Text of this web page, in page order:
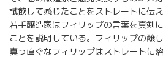
試飲して感じたことをストレートに伝え
若手醸造家はフィリップの言葉を真剣
ことを説明している。フィリップの醸
真っ直ぐなフィリップはストレートに